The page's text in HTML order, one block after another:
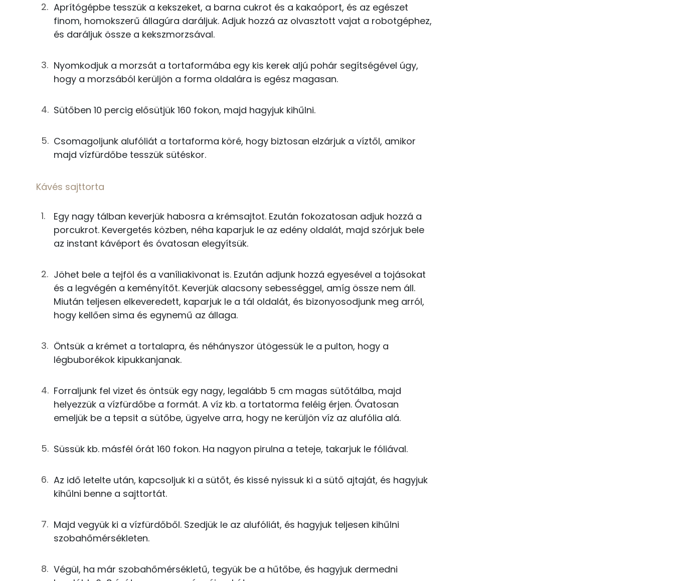
3gbarna cukor
10 kcal
Kávés sajttorta
porcukor
0ginstant kávé
0 kcal
0gvaníliaaroma
21g tojás
26 kcal
8gétkezési keményítő 29 kcal
13gétcsokoládé
68 kcal
10g habtejszín
3g méz
Összesen 738 kcal
Nátrium
Foszfor
Kálcium
Magnézium
Szelén
Kolin:
C vitamin:
Niacin - B3 vitamin:
A vitamin (RAE):
Fehérje
Összesen
50.1 g
Telített zsírsav
Egyszeresen telítetlen zsírsav:
5 g
Többszörösen telítetlen zsírsav
1 g
Koleszterin
Ásványi anyagok
Cink
1 mg
Szelén
7 mg
Kálcium
40 mg
Magnézium
29 mg
Nátrium
Aprítógépbe tesszük a kekszeket, a barna cukrot és a kakaóport, és az egészet
finom, homokszerű állagúra daráljuk. Adjuk hozzá az olvasztott vajat a robotgéphez,
és daráljuk össze a kekszmorzsával.
Nyomkodjuk a morzsát a tortaformába egy kis kerek aljú pohár segítségével úgy,
hogy a morzsából kerüljön a forma oldalára is egész magasan.
Sütőben 10 percig elősütjük 160 fokon, majd hagyjuk kihűlni.
Csomagoljunk alufóliát a tortaforma köré, hogy biztosan elzárjuk a víztől, amikor
majd vízfürdőbe tesszük sütéskor.
Kávés sajttorta
Egy nagy tálban keverjük habosra a krémsajtot. Ezután fokozatosan adjuk hozzá a
porcukrot. Kevergetés közben, néha kaparjuk le az edény oldalát, majd szórjuk bele
az instant kávéport és óvatosan elegyítsük.
Jöhet bele a tejföl és a vaníliakivonat is. Ezután adjunk hozzá egyesével a tojásokat
és a legvégén a keményítőt. Keverjük alacsony sebességgel, amíg össze nem áll.
Miután teljesen elkeveredett, kaparjuk le a tál oldalát, és bizonyosodjunk meg arról,
hogy kellően sima és egynemű az állaga.
Öntsük a krémet a tortalapra, és néhányszor ütögessük le a pulton, hogy a
légbuborékok kipukkanjanak.
Forraljunk fel vizet és öntsük egy nagy, legalább 5 cm magas sütőtálba, majd
helyezzük a vízfürdőbe a formát. A víz kb. a tortatorma feléig érjen. Óvatosan
emeljük be a tepsit a sütőbe, ügyelve arra, hogy ne kerüljön víz az alufólia alá.
Süssük kb. másfél órát 160 fokon. Ha nagyon pirulna a teteje, takarjuk le fóliával.
Az idő letelte után, kapcsoljuk ki a sütőt, és kissé nyissuk ki a sütő ajtaját, és hagyjuk
kihűlni benne a sajttortát.
Majd vegyük ki a vízfürdőből. Szedjük le az alufóliát, és hagyjuk teljesen kihűlni
szobahőmérsékleten.
Végül, ha már szobahőmérsékletű, tegyük be a hűtőbe, és hagyjuk dermedni